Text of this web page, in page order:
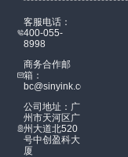
客服电话：
400-055-
8998
商务合作邮
箱：
bc@sinyink.com
公司地址：广
州市天河区广
州大道北520
号中创盈科大
厦